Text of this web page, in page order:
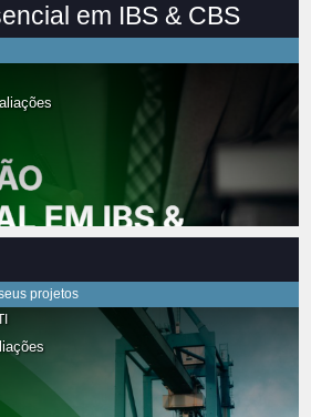
em IBS & CBS
projetos